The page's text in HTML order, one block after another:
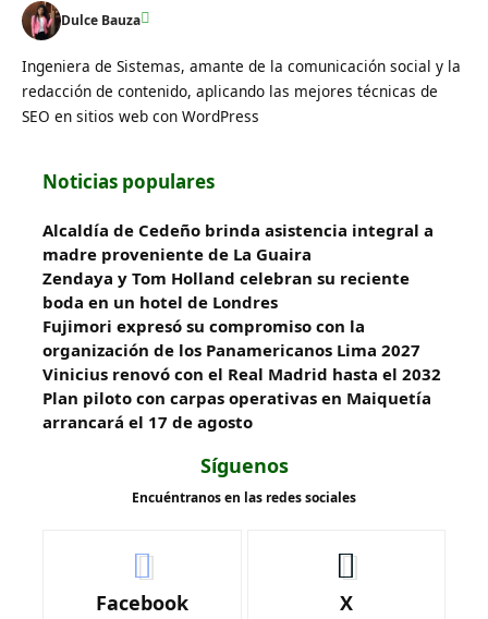
Dulce Bauza
Ingeniera de Sistemas, amante de la comunicación social y la
redacción de contenido, aplicando las mejores técnicas de
SEO en sitios web con WordPress
Noticias populares
Alcaldía de Cedeño brinda asistencia integral a
madre proveniente de La Guaira
Zendaya y Tom Holland celebran su reciente
boda en un hotel de Londres
Fujimori expresó su compromiso con la
organización de los Panamericanos Lima 2027
Vinicius renovó con el Real Madrid hasta el 2032
Plan piloto con carpas operativas en Maiquetía
arrancará el 17 de agosto
Síguenos
Encuéntranos en las redes sociales
Facebook X